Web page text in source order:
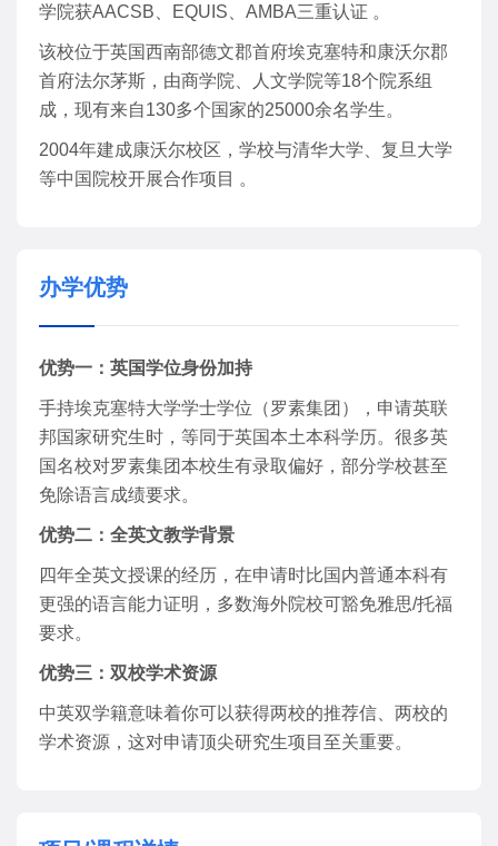
学院获AACSB、EQUIS、AMBA三重认证 。
该校位于英国西南部德文郡首府埃克塞特和康沃尔郡
首府法尔茅斯，由商学院、人文学院等18个院系组
成，现有来自130多个国家的25000余名学生。
2004年建成康沃尔校区，学校与清华大学、复旦大学
等中国院校开展合作项目 。
办学优势
优势一：英国学位身份加持
手持埃克塞特大学学士学位（罗素集团），申请英联
邦国家研究生时，等同于英国本土本科学历。很多英
国名校对罗素集团本校生有录取偏好，部分学校甚至
免除语言成绩要求。
优势二：全英文教学背景
四年全英文授课的经历，在申请时比国内普通本科有
更强的语言能力证明，多数海外院校可豁免雅思/托福
要求。
优势三：双校学术资源
中英双学籍意味着你可以获得两校的推荐信、两校的
学术资源，这对申请顶尖研究生项目至关重要。